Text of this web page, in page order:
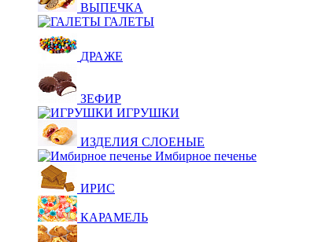
ВЫПЕЧКА
ГАЛЕТЫ
ДРАЖЕ
ЗЕФИР
ИГРУШКИ
ИЗДЕЛИЯ СЛОЕНЫЕ
Имбирное печенье
ИРИС
КАРАМЕЛЬ